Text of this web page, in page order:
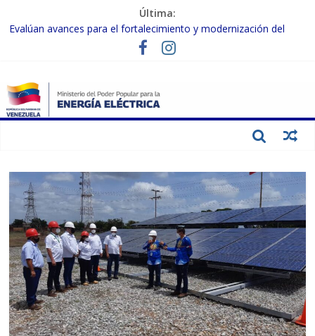
Última:
Evalúan avances para el fortalecimiento y modernización del
Inspeccionan trabajos de rehabilitación en instalaciones del SEN
Gobierno Nacional activa plan preventivo para fortalecer el SEN
ante el fenómeno de El Niño
Termocarabobo recupera el 50% de su capacidad de generación